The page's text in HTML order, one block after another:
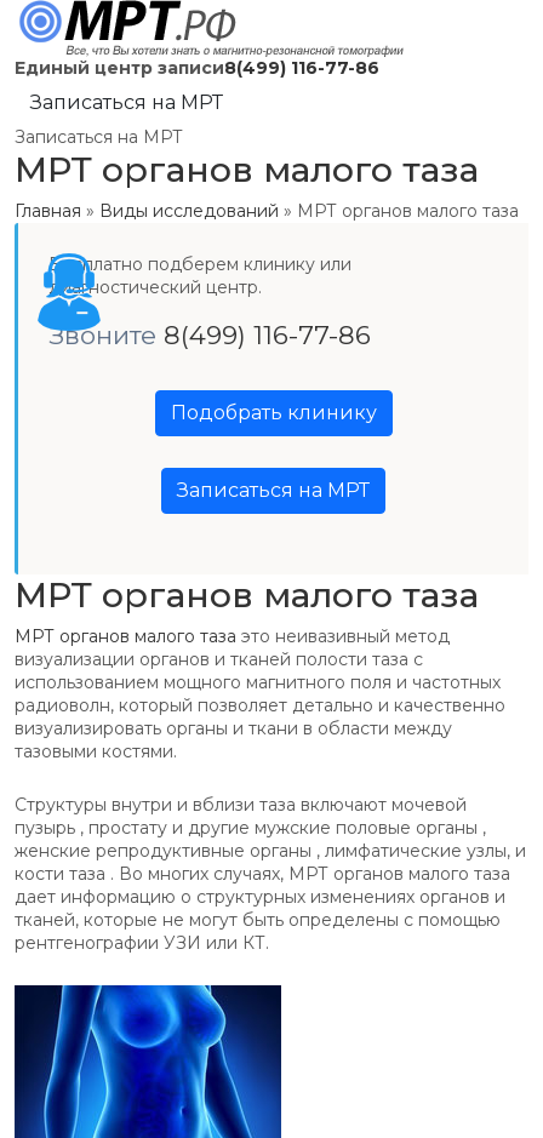
Единый центр записи8(499) 116-77-86
Записаться на МРТ
Записаться на МРТ
МРТ органов малого таза
Главная » Виды исследований » МРТ органов малого таза
Бесплатно подберем клинику или
диагностический центр.
Звоните 8(499) 116-77-86
Подобрать клинику
Записаться на МРТ
МРТ органов малого таза
МРТ органов малого таза это неивазивный метод
визуализации органов и тканей полости таза с
использованием мощного магнитного поля и частотных
радиоволн, который позволяет детально и качественно
визуализировать органы и ткани в области между
тазовыми костями.
Структуры внутри и вблизи таза включают мочевой
пузырь , простату и другие мужские половые органы ,
женские репродуктивные органы , лимфатические узлы, и
кости таза . Во многих случаях, МРТ органов малого таза
дает информацию о структурных изменениях органов и
тканей, которые не могут быть определены с помощью
рентгенографии УЗИ или КТ.